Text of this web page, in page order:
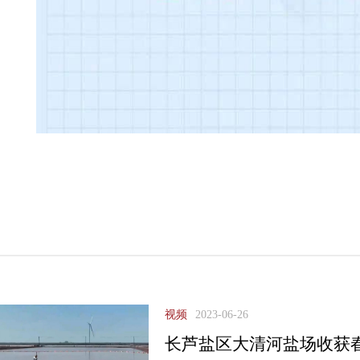
视频 2023-06-26
长芦盐区大清河盐场收获